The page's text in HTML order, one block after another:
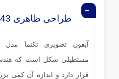
طراحی ظاهری VDP-D43
مستطیلی شکل است که
قرار دارد و اندازه آن کمی